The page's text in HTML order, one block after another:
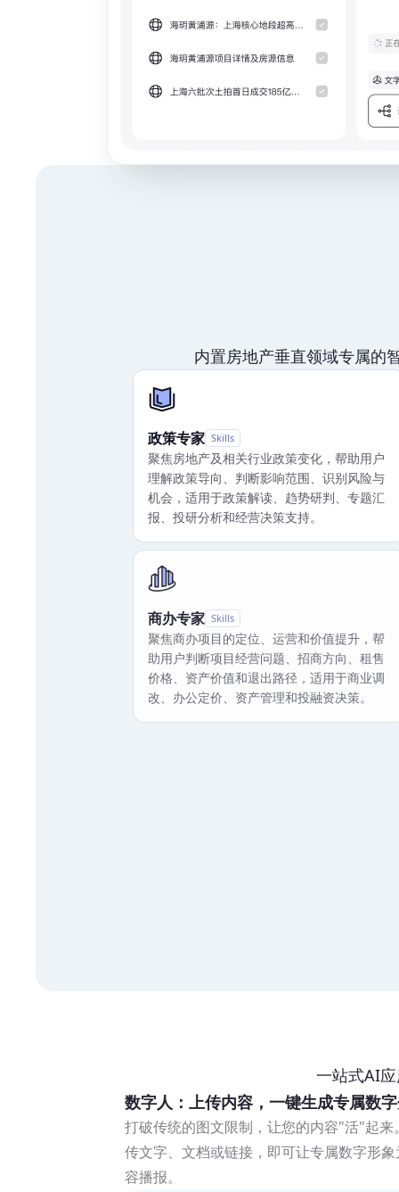
内置房地产垂直领域专属的
政策专家 Skills
聚焦房地产及相关行业政策变化，帮助用户
理解政策导向、判断影响范围、识别风险与
机会，适用于政策解读、趋势研判、专题汇
报、投研分析和经营决策支持。
商办专家 Skills
聚焦商办项目的定位、运营和价值提升，帮
助用户判断项目经营问题、招商方向、租售
价格、资产价值和退出路径，适用于商业调
改、办公定价、资产管理和投融资决策。
一站式AI
数字人：上传内容，一键生成专属数
打破传统的图文限制，让您的内容"活"起
传文字、文档或链接，即可让专属数字形
容播报。